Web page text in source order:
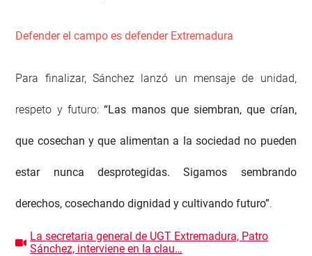
Defender el campo es defender Extremadura
Para finalizar, Sánchez lanzó un mensaje de unidad,
respeto y futuro:“Las manos que siembran, que crían,
que cosechan y que alimentan a la sociedad no pueden
estar nunca desprotegidas. Sigamos sembrando
derechos, cosechando dignidad y cultivando futuro”.
La secretaria general de UGT Extremadura, Patro
Sánchez, interviene en la clau…